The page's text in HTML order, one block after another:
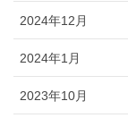
2024年12月
2024年1月
2023年10月